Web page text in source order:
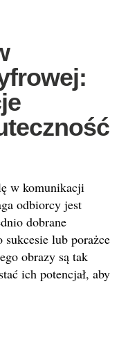
w komunikacji
odbiorcy jest
dobrane
lub porażce
obrazy są tak
ich potencjał, aby